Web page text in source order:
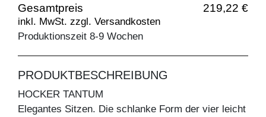
Gesamtpreis 219,22 €
inkl. MwSt. zzgl. Versandkosten
Produktionszeit 8-9 Wochen
PRODUKTBESCHREIBUNG
HOCKER TANTUM
Elegantes Sitzen. Die schlanke Form der vier leicht